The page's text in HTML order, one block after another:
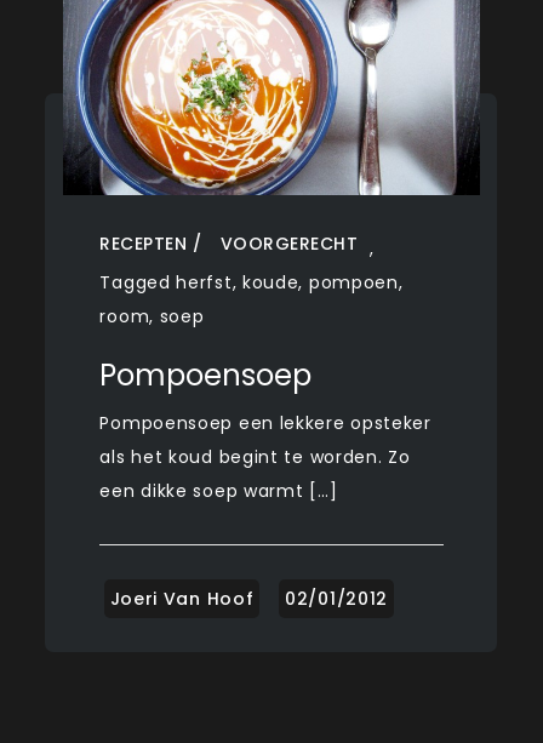
RECEPTEN ,
VOORGERECHT
Taggedherfst, koude, pompoen,
room, soep
Pompoensoep
Pompoensoep een lekkere opsteker
als het koud begint te worden. Zo
een dikke soep warmt […]